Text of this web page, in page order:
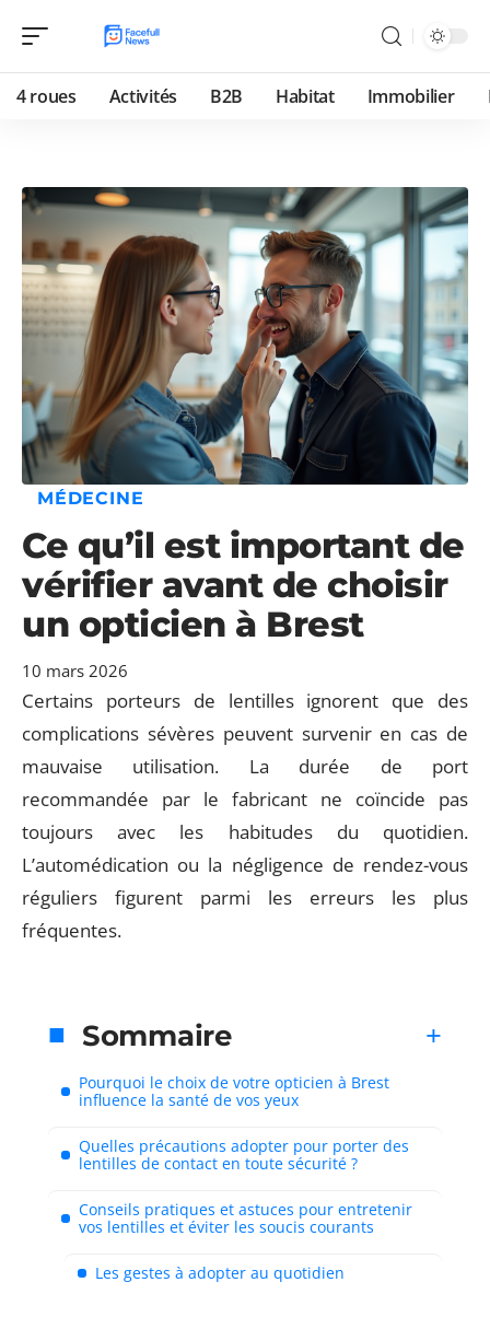
4 roues Activités B2B Habitat Immobilier
MÉDECINE
Ce qu’il est important de
vérifier avant de choisir
un opticien à Brest
10 mars 2026
Certains porteurs de lentilles ignorent que des
complications sévères peuvent survenir en cas de
mauvaise utilisation. La durée de port
recommandée par le fabricant ne coïncide pas
toujours avec les habitudes du quotidien.
L’automédication ou la négligence de rendez-vous
réguliers figurent parmi les erreurs les plus
fréquentes.
Sommaire
Pourquoi le choix de votre opticien à Brest
influence la santé de vos yeux
Quelles précautions adopter pour porter des
lentilles de contact en toute sécurité ?
Conseils pratiques et astuces pour entretenir
vos lentilles et éviter les soucis courants
Les gestes à adopter au quotidien